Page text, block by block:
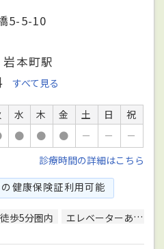
5-5-10
本町駅
すべて見る
水 木 金 土 日
祝
● ● ● － －
－
診療時間の詳細はこちら
健康保険証利用可能
歩5分圏内 エレベーターあり